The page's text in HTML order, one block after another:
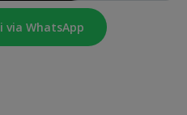
via WhatsApp